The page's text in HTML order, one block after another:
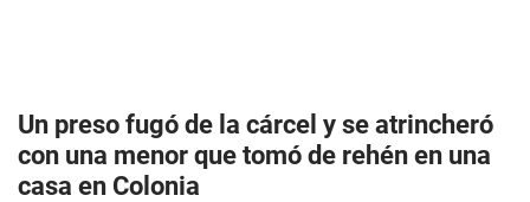
Un preso fugó de la cárcel y se atrincheró
con una menor que tomó de rehén en una
casa en Colonia